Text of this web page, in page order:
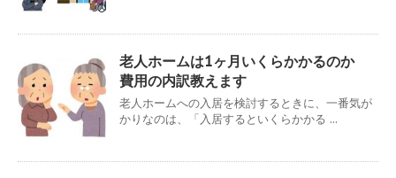
老人ホームは1ヶ月いくらかかるのか
費用の内訳教えます
老人ホームへの入居を検討するときに、一番気が
かりなのは、「入居するといくらかかる ...